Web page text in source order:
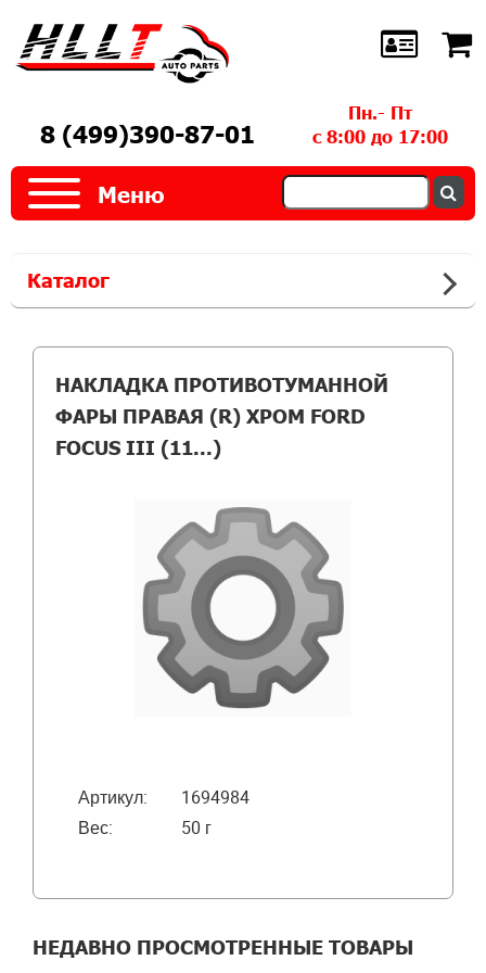
8 (499)390-87-01
Пн.- Пт
с 8:00 до 17:00
Меню
Каталог
НАКЛАДКА ПРОТИВОТУМАННОЙ
ФАРЫ ПРАВАЯ (R) ХРОМ FORD
FOCUS III (11...)
Артикул:
1694984
Вес:
50 г
НЕДАВНО ПРОСМОТРЕННЫЕ ТОВАРЫ